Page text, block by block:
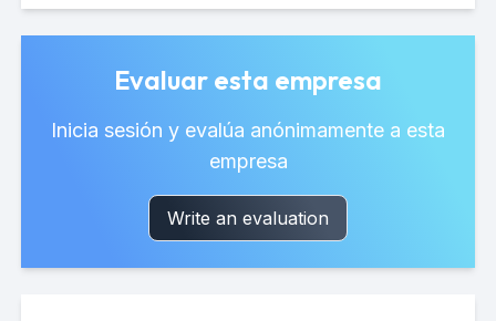
Evaluar esta empresa
Inicia sesión y evalúa anónimamente a esta
empresa
Write an evaluation